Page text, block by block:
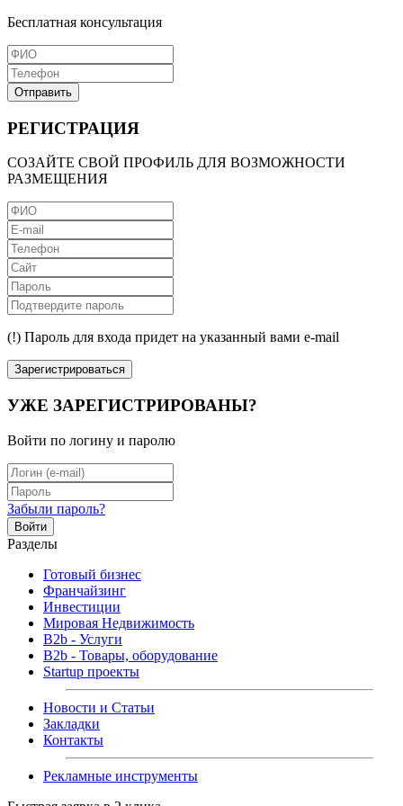
Бесплатная консультация
Отправить
РЕГИСТРАЦИЯ
СОЗАЙТЕ СВОЙ ПРОФИЛЬ ДЛЯ ВОЗМОЖНОСТИ
РАЗМЕЩЕНИЯ
(!) Пароль для входа придет на указанный вами e-mail
Зарегистрироваться
УЖЕ ЗАРЕГИСТРИРОВАНЫ?
Войти по логину и паролю
Забыли пароль?
Войти
Разделы
Готовый бизнес
Франчайзинг
Инвестиции
Мировая Недвижимость
B2b - Услуги
B2b - Товары, оборудование
Startup проекты
Новости и Статьи
Закладки
Контакты
Рекламные инструменты